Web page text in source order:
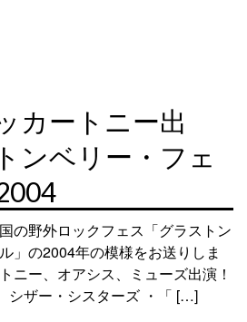
カートニー出
ンベリー・フェ
の野外ロックフェス「グラストン
」の2004年の模様をお送りしま
ニー、オアシス、ミューズ出演！
シザー・シスターズ ・「 […]